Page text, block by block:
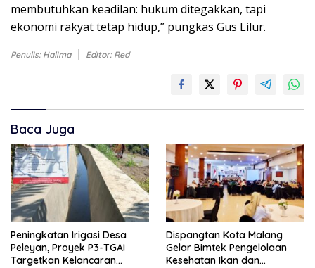
membutuhkan keadilan: hukum ditegakkan, tapi
ekonomi rakyat tetap hidup,” pungkas Gus Lilur.
Penulis: Halima Editor: Red
Baca Juga
Peningkatan Irigasi Desa
Peleyan, Proyek P3-TGAI
Targetkan Kelancaran
Dispangtan Kota Malang
Gelar Bimtek Pengelolaan
Kesehatan Ikan dan